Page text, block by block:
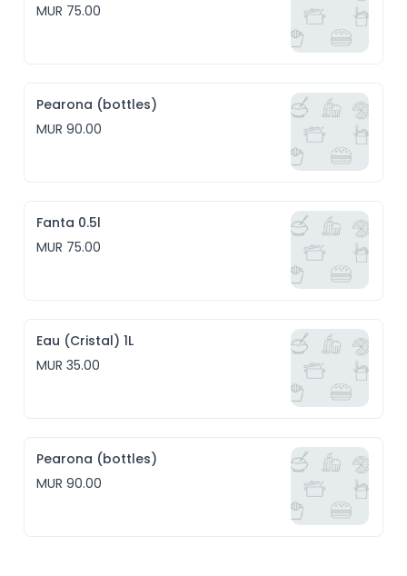
MUR 75.00
Pearona (bottles)
MUR 90.00
Fanta 0.5l
MUR 75.00
Eau (Cristal) 1L
MUR 35.00
Pearona (bottles)
MUR 90.00